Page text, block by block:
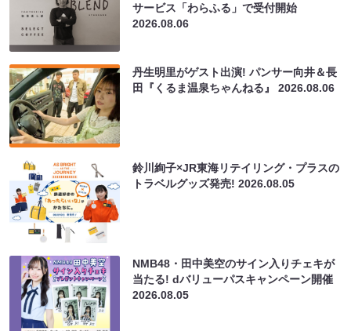
サービス「わらふる」で受付開始
2026.08.06
丹生明里がゲスト出演! パンサー向井＆長
田『くるま温泉ちゃんねる』2026.08.06
鈴川絢子×JR東海リテイリング・プラスの
トラベルグッズ発売!2026.08.05
NMB48・田中美空のサイン入りチェキが
当たる! dバリューパスキャンペーン開催
2026.08.05